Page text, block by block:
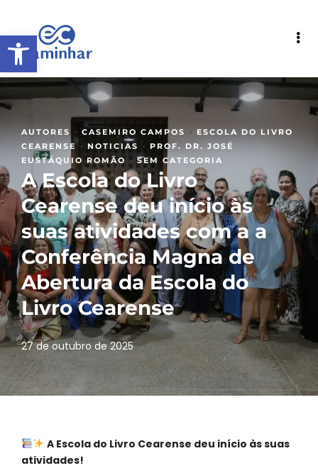
Abrir a barra de ferramentas
AUTORES · CASEMIRO CAMPOS · ESCOLA DO LIVRO
CEARENSE
· NOTICIAS · PROF. DR. JOSÉ
EUSTÁQUIO ROMÃO ·SEM CATEGORIA
A Escola do Livro
Cearense deu início às
suas atividades com a a
Conferência Magna de
Abertura da Escola do
Livro Cearense
27 de outubro de 2025
A Escola do Livro Cearense deu início às suas
atividades!